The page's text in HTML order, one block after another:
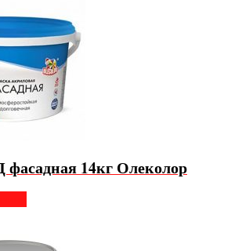
фасадная 14кг Олеколор